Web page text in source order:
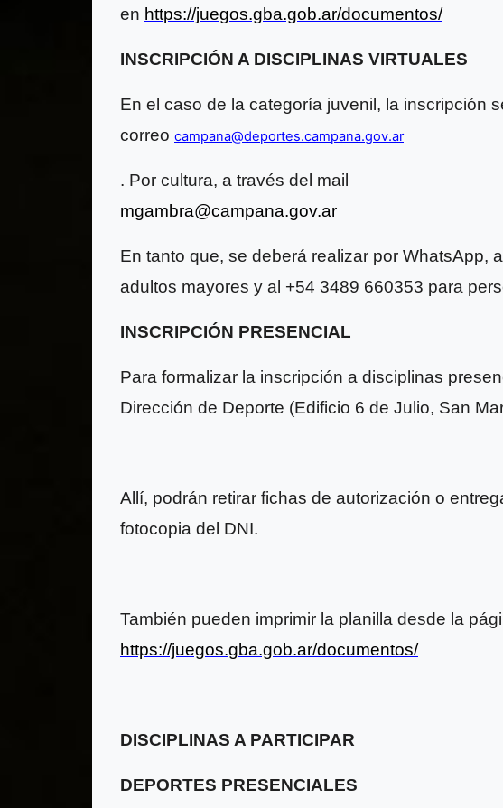
en https://juegos.gba.gob.ar/documentos/
INSCRIPCIÓN A DISCIPLINAS VIRTUALES
En el caso de la categoría juvenil, la inscripción
correo campana@deportes.campana.gov.ar
. Por cultura, a través del mail
mgambra@campana.gov.ar
En tanto que, se deberá realizar por WhatsApp,
adultos mayores y al +54 3489 660353 para
INSCRIPCIÓN PRESENCIAL
Para formalizar la inscripción a disciplinas
Dirección de Deporte (Edificio 6 de Julio, San
Allí, podrán retirar fichas de autorización o
fotocopia del DNI.
También pueden imprimir la planilla desde la
https://juegos.gba.gob.ar/documentos/
DISCIPLINAS A PARTICIPAR
DEPORTES PRESENCIALES